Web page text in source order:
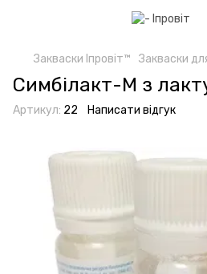
Закваски Іпровіт™ Закваски
Симбілакт-М з
Артикул: 22 Написати відгук